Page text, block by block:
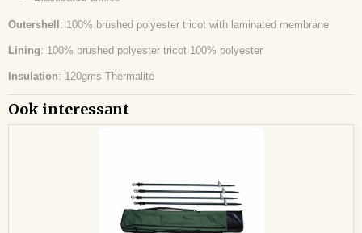
Outershell : 100% brushed polyester tricot with laminated membrane
Lining: 100% brushed polyester tricot 100% polyester
Insulation: 120gms Thermalite
Ook interessant